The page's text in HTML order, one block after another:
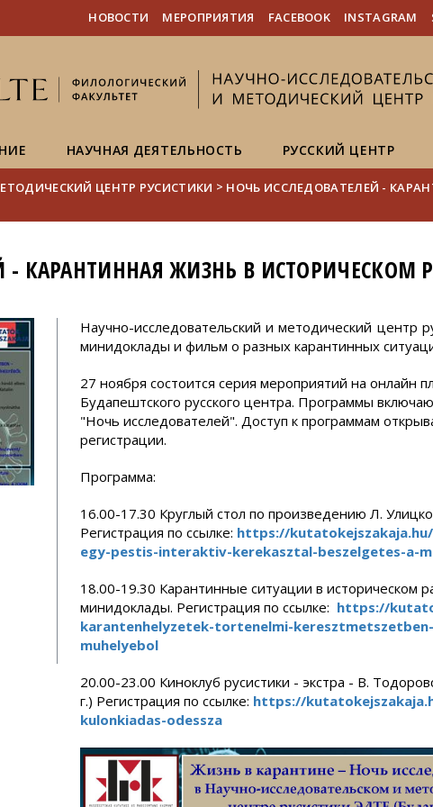
НОВОСТИ МЕРОПРИЯТИЯ FACEBOOK INSTAGRAM
НАУЧНАЯ ДЕЯТЕЛЬНОСТЬ РУССКИЙ ЦЕНТР
ЦЕНТР РУСИСТИКИ > НОЧЬ ИССЛЕДОВАТЕЛЕЙ -
- КАРАНТИННАЯ ЖИЗНЬ В ИСТОРИЧЕСКОМ
Научно-исследовательский и методический центр
минидоклады и фильм о разных карантинных
27 ноября состоится серия мероприятий на онлайн
Будапештского русского центра. Программы
"Ночь исследователей". Доступ к программам
регистрации.
Программа:
16.00-17.30 Круглый стол по произведению Л.
Регистрация по ссылке: https://
egy-pestis-interaktiv-kerekasztal-beszelgetes-a-
18.00-19.30 Карантинные ситуации в историческом
минидоклады. Регистрация по ссылке: https://
karantenhelyzetek-tortenelmi-keresztmetszetben-
muhelyebol
20.00-23.00 Киноклуб русистики - экстра - В.
г.) Регистрация по ссылке: https://
kulonkiadas-odessza